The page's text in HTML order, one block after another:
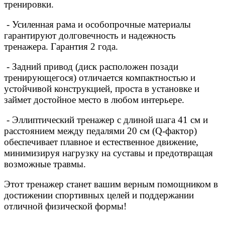
тренировки.
- Усиленная рама и особопрочные материалы
гарантируют долговечность и надежность
тренажера. Гарантия 2 года.
- Задний привод (диск расположен позади
тренирующегося) отличается компактностью и
устойчивой конструкцией, проста в установке и
займет достойное место в любом интерьере.
- Эллиптический тренажер с длиной шага 41 см и
расстоянием между педалями 20 см (Q-фактор)
обеспечивает плавное и естественное движение,
минимизируя нагрузку на суставы и предотвращая
возможные травмы.
Этот тренажер станет вашим верным помощником в
достижении спортивных целей и поддержании
отличной физической формы!